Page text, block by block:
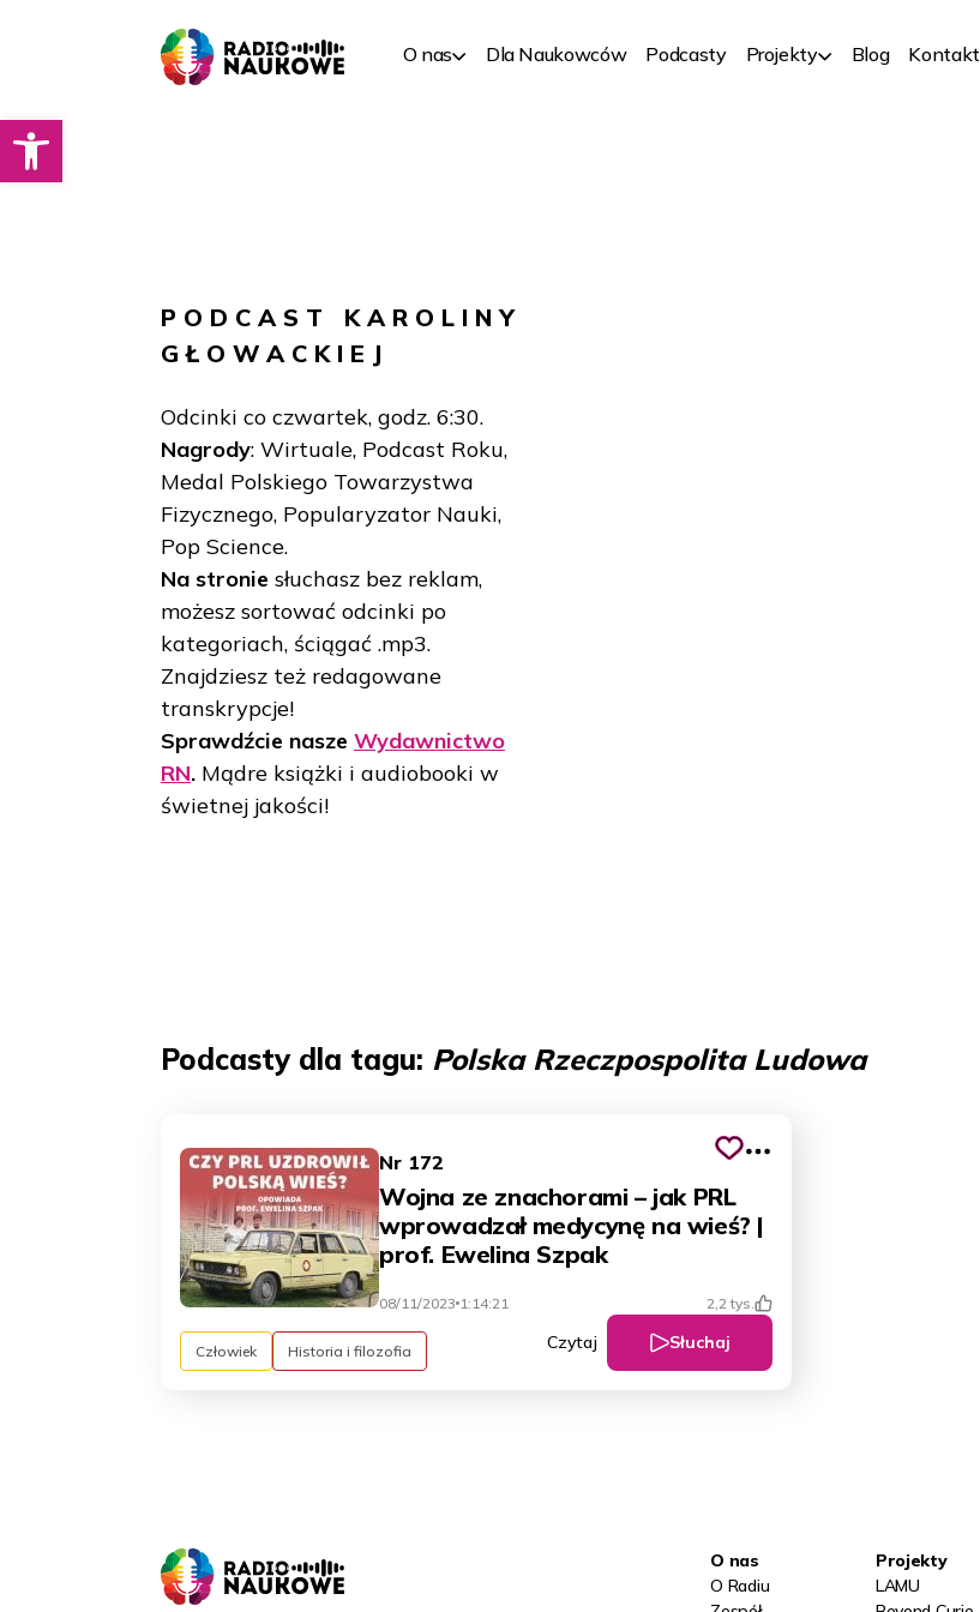
Otwórz pasek narzędzi
O nas Dla Naukowców Podcasty Projekty Blog Kontakt
PODCAST
KAROLINY
GŁOWACKIEJ
Odcinki co czwartek, godz. 6:30.
Nagrody: Wirtuale, Podcast Roku,
Medal Polskiego Towarzystwa
Fizycznego, Popularyzator Nauki,
Pop Science.
Na stronie słuchasz bez reklam,
możesz sortować odcinki po
kategoriach, ściągać .mp3.
Znajdziesz też redagowane
transkrypcje!
Sprawdźcie nasze Wydawnictwo
RN. Mądre książki i audiobooki w
świetnej jakości!
Podcasty dla tagu: Polska Rzeczpospolita Ludowa
Nr 172
Wojna ze znachorami – jak PRL
wprowadzał medycynę na wieś? |
prof. Ewelina Szpak
08/11/2023 1:14:21 2,2 tys.
Słuchaj
Czytaj
Człowiek Historia i filozofia
O nas
O Radiu
Projekty
LAMU